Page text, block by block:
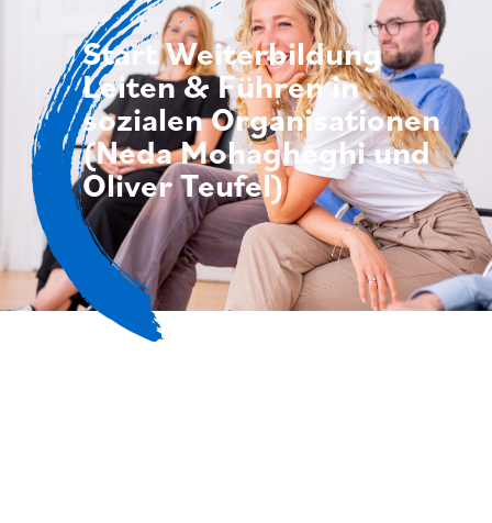
Start Weiterbildung
Leiten & Führen in
sozialen Organisationen
(Neda Mohagheghi und
Oliver Teufel)